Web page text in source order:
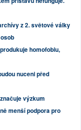
z 2. světové války
homofobiu,
nuceni před
výzkum
menší podpora pro